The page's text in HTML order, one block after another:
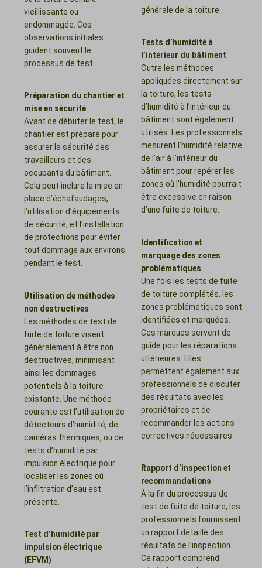
vieillissante ou
endommagée. Ces
observations initiales
guident souvent le
processus de test.
Préparation du chantier et
mise en sécurité
Avant de débuter le test, le
chantier est préparé pour
assurer la sécurité des
travailleurs et des
occupants du bâtiment.
Cela peut inclure la mise en
place d’échafaudages,
l’utilisation d’équipements
de sécurité, et l’installation
de protections pour éviter
tout dommage aux environs
pendant le test.
Utilisation de méthodes
non destructives
Les méthodes de test de
fuite de toiture visent
généralement à être non
destructives, minimisant
ainsi les dommages
potentiels à la toiture
existante. Une méthode
courante est l’utilisation de
détecteurs d’humidité, de
caméras thermiques, ou de
tests d’humidité par
impulsion électrique pour
localiser les zones où
l’infiltration d’eau est
présente.
Test d’humidité par
impulsion électrique
(EFVM)
générale de la toiture.
Tests d’humidité à
l’intérieur du bâtiment
Outre les méthodes
appliquées directement sur
la toiture, les tests
d’humidité à l’intérieur du
bâtiment sont également
utilisés. Les professionnels
mesurent l’humidité relative
de l’air à l’intérieur du
bâtiment pour repérer les
zones où l’humidité pourrait
être excessive en raison
d’une fuite de toiture.
Identification et
marquage des zones
problématiques
Une fois les tests de fuite
de toiture complétés, les
zones problématiques sont
identifiées et marquées.
Ces marques servent de
guide pour les réparations
ultérieures. Elles
permettent également aux
professionnels de discuter
des résultats avec les
propriétaires et de
recommander les actions
correctives nécessaires.
Rapport d’inspection et
recommandations
À la fin du processus de
test de fuite de toiture, les
professionnels fournissent
un rapport détaillé des
résultats de l’inspection.
Ce rapport comprend